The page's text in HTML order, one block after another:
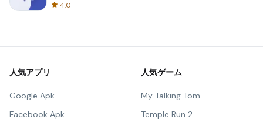
4.0
人気アプリ
Google Apk
Facebook Apk
人気ゲーム
My Talking Tom
Temple Run 2